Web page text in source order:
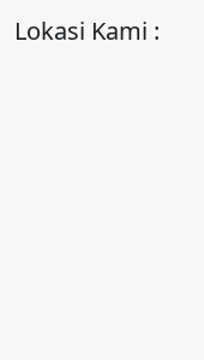
Lokasi Kami :